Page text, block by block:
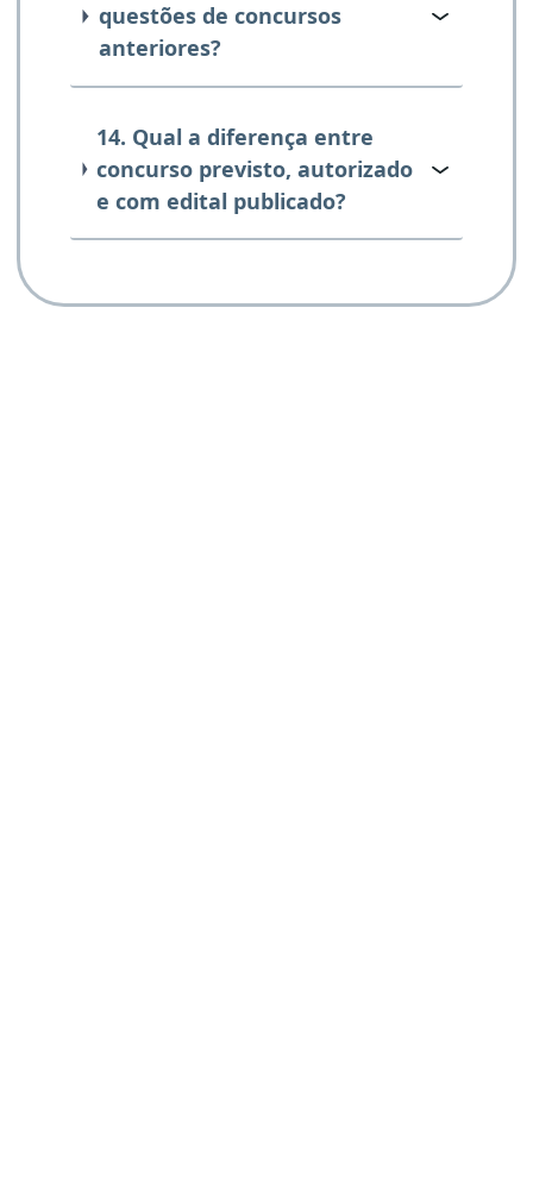
questões de concursos
anteriores?
14. Qual a diferença entre
concurso previsto, autorizado
e com edital publicado?